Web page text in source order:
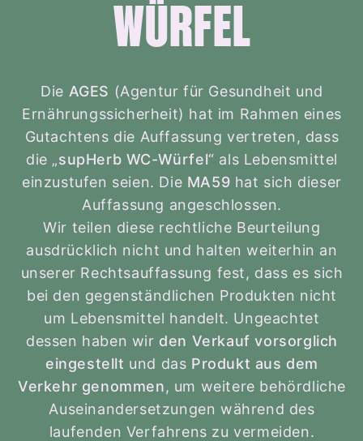
WÜRFEL
Die AGES (Agentur für Gesundheit und
Ernährungssicherheit) hat im Rahmen eines
Gutachtens die Auffassung vertreten, dass
die „supHerb WC-Würfel“ als Lebensmittel
einzustufen seien. Die MA59 hat sich dieser
Auffassung angeschlossen.
Wir teilen diese rechtliche Beurteilung
ausdrücklich nicht und halten weiterhin an
unserer Rechtsauffassung fest, dass es sich
bei den gegenständlichen Produkten nicht
um Lebensmittel handelt. Ungeachtet
dessen haben wir den Verkauf vorsorglich
eingestellt und das Produkt aus dem
Verkehr genommen, um weitere behördliche
Auseinandersetzungen während des
laufenden Verfahrens zu vermeiden.